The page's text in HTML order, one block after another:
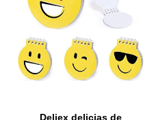
Deliex delicias de